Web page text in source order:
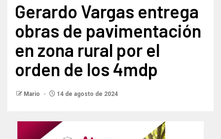
Gerardo Vargas entrega
obras de pavimentación
en zona rural por el
orden de los 4mdp
Mario 14 de agosto de 2024